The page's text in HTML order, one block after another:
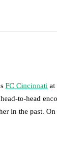
FC Cincinnati at
to-head
in the past.